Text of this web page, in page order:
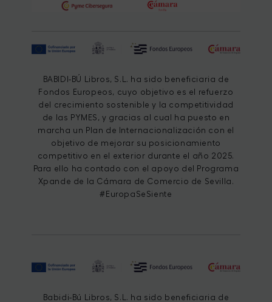
BABIDI-BÚ Libros, S.L. ha sido beneficiaria de
Fondos Europeos, cuyo objetivo es el refuerzo
del crecimiento sostenible y la competitividad
de las PYMES, y gracias al cual ha puesto en
marcha un Plan de Internacionalización con el
objetivo de mejorar su posicionamiento
competitivo en el exterior durante el año 2025.
Para ello ha contado con el apoyo del Programa
Xpande de la Cámara de Comercio de Sevilla.
#EuropaSeSiente
Babidi-Bú Libros, S.L. ha sido beneficiaria de